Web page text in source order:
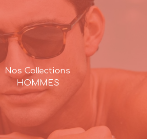
Nos Collections
HOMMES